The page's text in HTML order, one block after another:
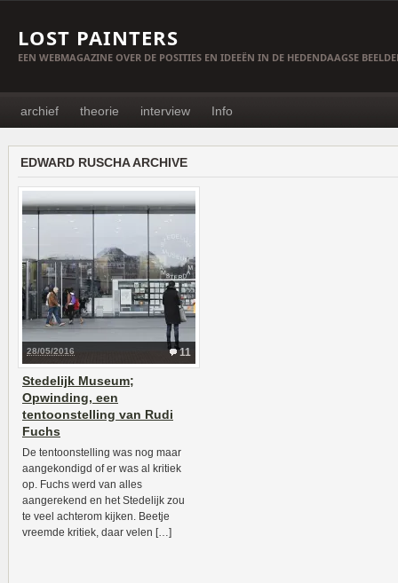
LOST PAINTERS
EEN WEBMAGAZINE OVER DE POSITIES EN IDEEËN IN DE HEDENDAAGSE
archief theorie interview Info
EDWARD RUSCHA ARCHIVE
11
28/05/2016
Stedelijk Museum;
Opwinding, een
tentoonstelling van Rudi
Fuchs
De tentoonstelling was nog maar
aangekondigd of er was al kritiek
op. Fuchs werd van alles
aangerekend en het Stedelijk zou
te veel achterom kijken. Beetje
vreemde kritiek, daar velen […]